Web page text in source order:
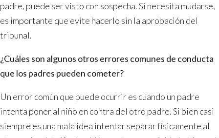
padre, puede ser visto con sospecha. Si necesita mudarse,
es importante que evite hacerlo sin la aprobación del
tribunal.
¿Cuáles son algunos otros errores comunes de conducta
que los padres pueden cometer?
Un error común que puede ocurrir es cuando un padre
intenta poner al niño en contra del otro padre. Si bien casi
siempre es una mala idea intentar separar físicamente al